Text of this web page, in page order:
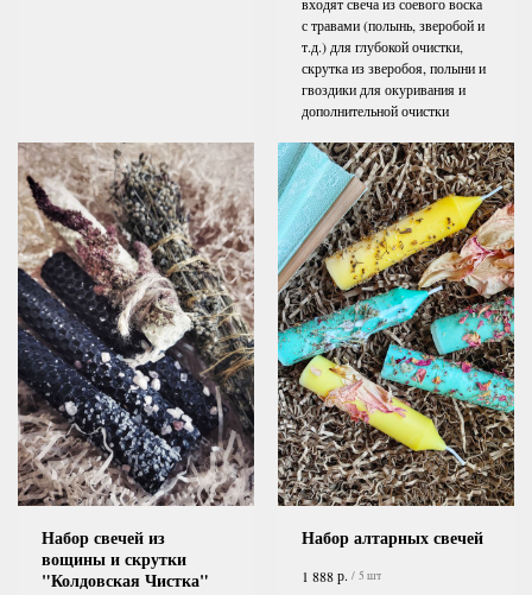
входят свеча из соевого воска
с травами (полынь, зверобой и
т.д.) для глубокой очистки,
скрутка из зверобоя, полыни и
гвоздики для окуривания и
дополнительной очистки
Набор свечей из
вощины и скрутки
"Колдовская Чистка"
Набор алтарных свечей
1 888р. / 5 шт